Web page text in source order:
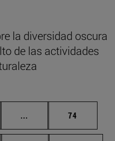
la diversidad oscura
de las actividades
... Páginas intermedias
Página
74